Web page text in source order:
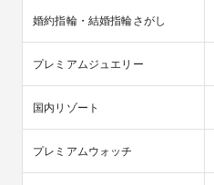
婚約指輪・結婚指輪さがし
プレミアムジュエリー
国内リゾート
プレミアムウォッチ